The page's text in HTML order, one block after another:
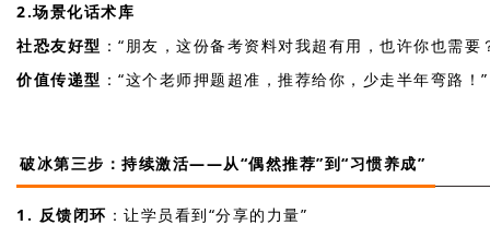
2.场景化话术库
社恐友好型 ：“朋友，这份备考资料对我超有用，也许你也需
价值传递型 ：“这个老师押题超准，推荐给你，少走半年弯路！”
破冰第三步：持续激活——从“偶然推荐”到“习惯养成”
1. 反馈闭环 ：让学员看到“分享的力量”